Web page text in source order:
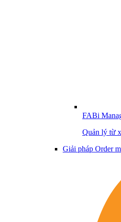
FABi
Quản lý từ
Giải pháp Order